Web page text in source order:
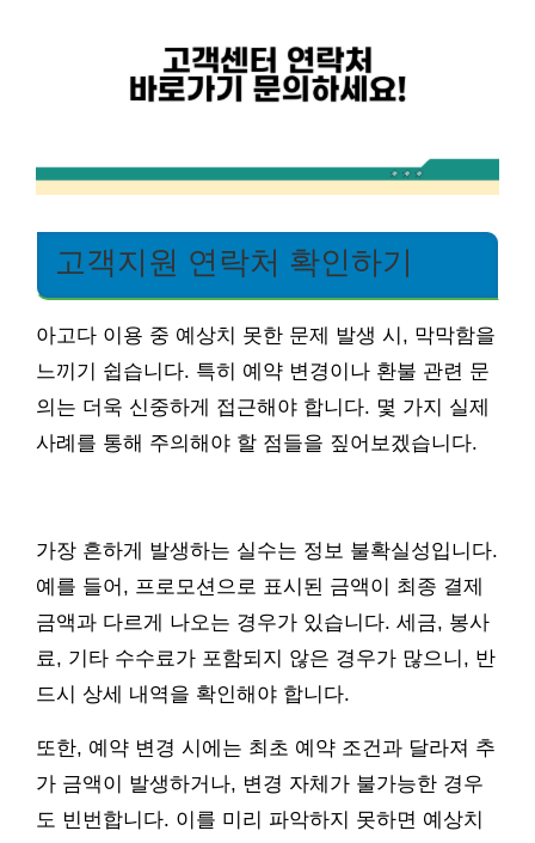
고객지원 연락처 확인하기
아고다 이용 중 예상치 못한 문제 발생 시, 막막함을
느끼기 쉽습니다. 특히 예약 변경이나 환불 관련 문
의는 더욱 신중하게 접근해야 합니다. 몇 가지 실제
사례를 통해 주의해야 할 점들을 짚어보겠습니다.
가장 흔하게 발생하는 실수는 정보 불확실성입니다.
예를 들어, 프로모션으로 표시된 금액이 최종 결제
금액과 다르게 나오는 경우가 있습니다. 세금, 봉사
료, 기타 수수료가 포함되지 않은 경우가 많으니, 반
드시 상세 내역을 확인해야 합니다.
또한, 예약 변경 시에는 최초 예약 조건과 달라져 추
가 금액이 발생하거나, 변경 자체가 불가능한 경우
도 빈번합니다. 이를 미리 파악하지 못하면 예상치